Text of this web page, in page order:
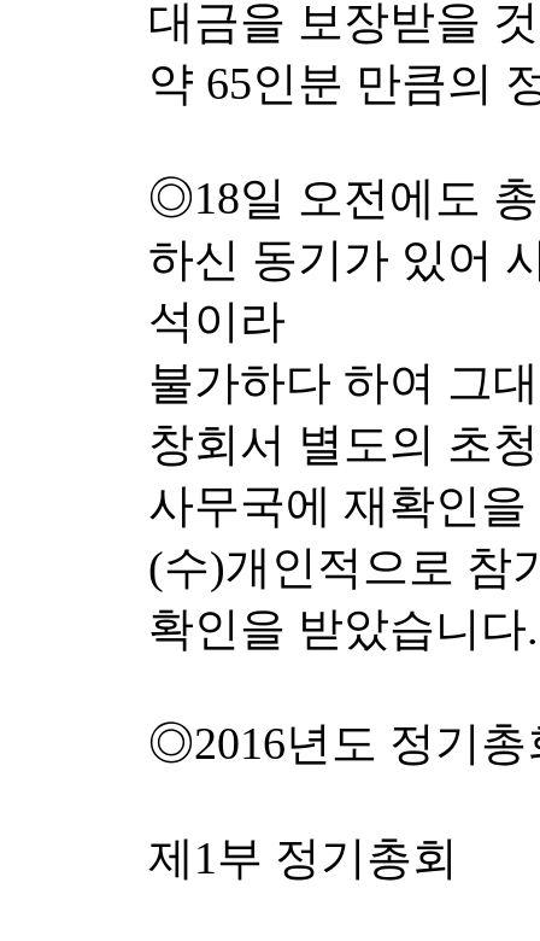
대금을 보장받을
약 65인분 만큼의
◎18일 오전에도
하신 동기가 있어
석이라
불가하다 하여 그
창회서 별도의 초
사무국에 재확인
(수)개인적으로 참
확인을 받았습니다.
◎2016년도 정기총
제1부 정기총회